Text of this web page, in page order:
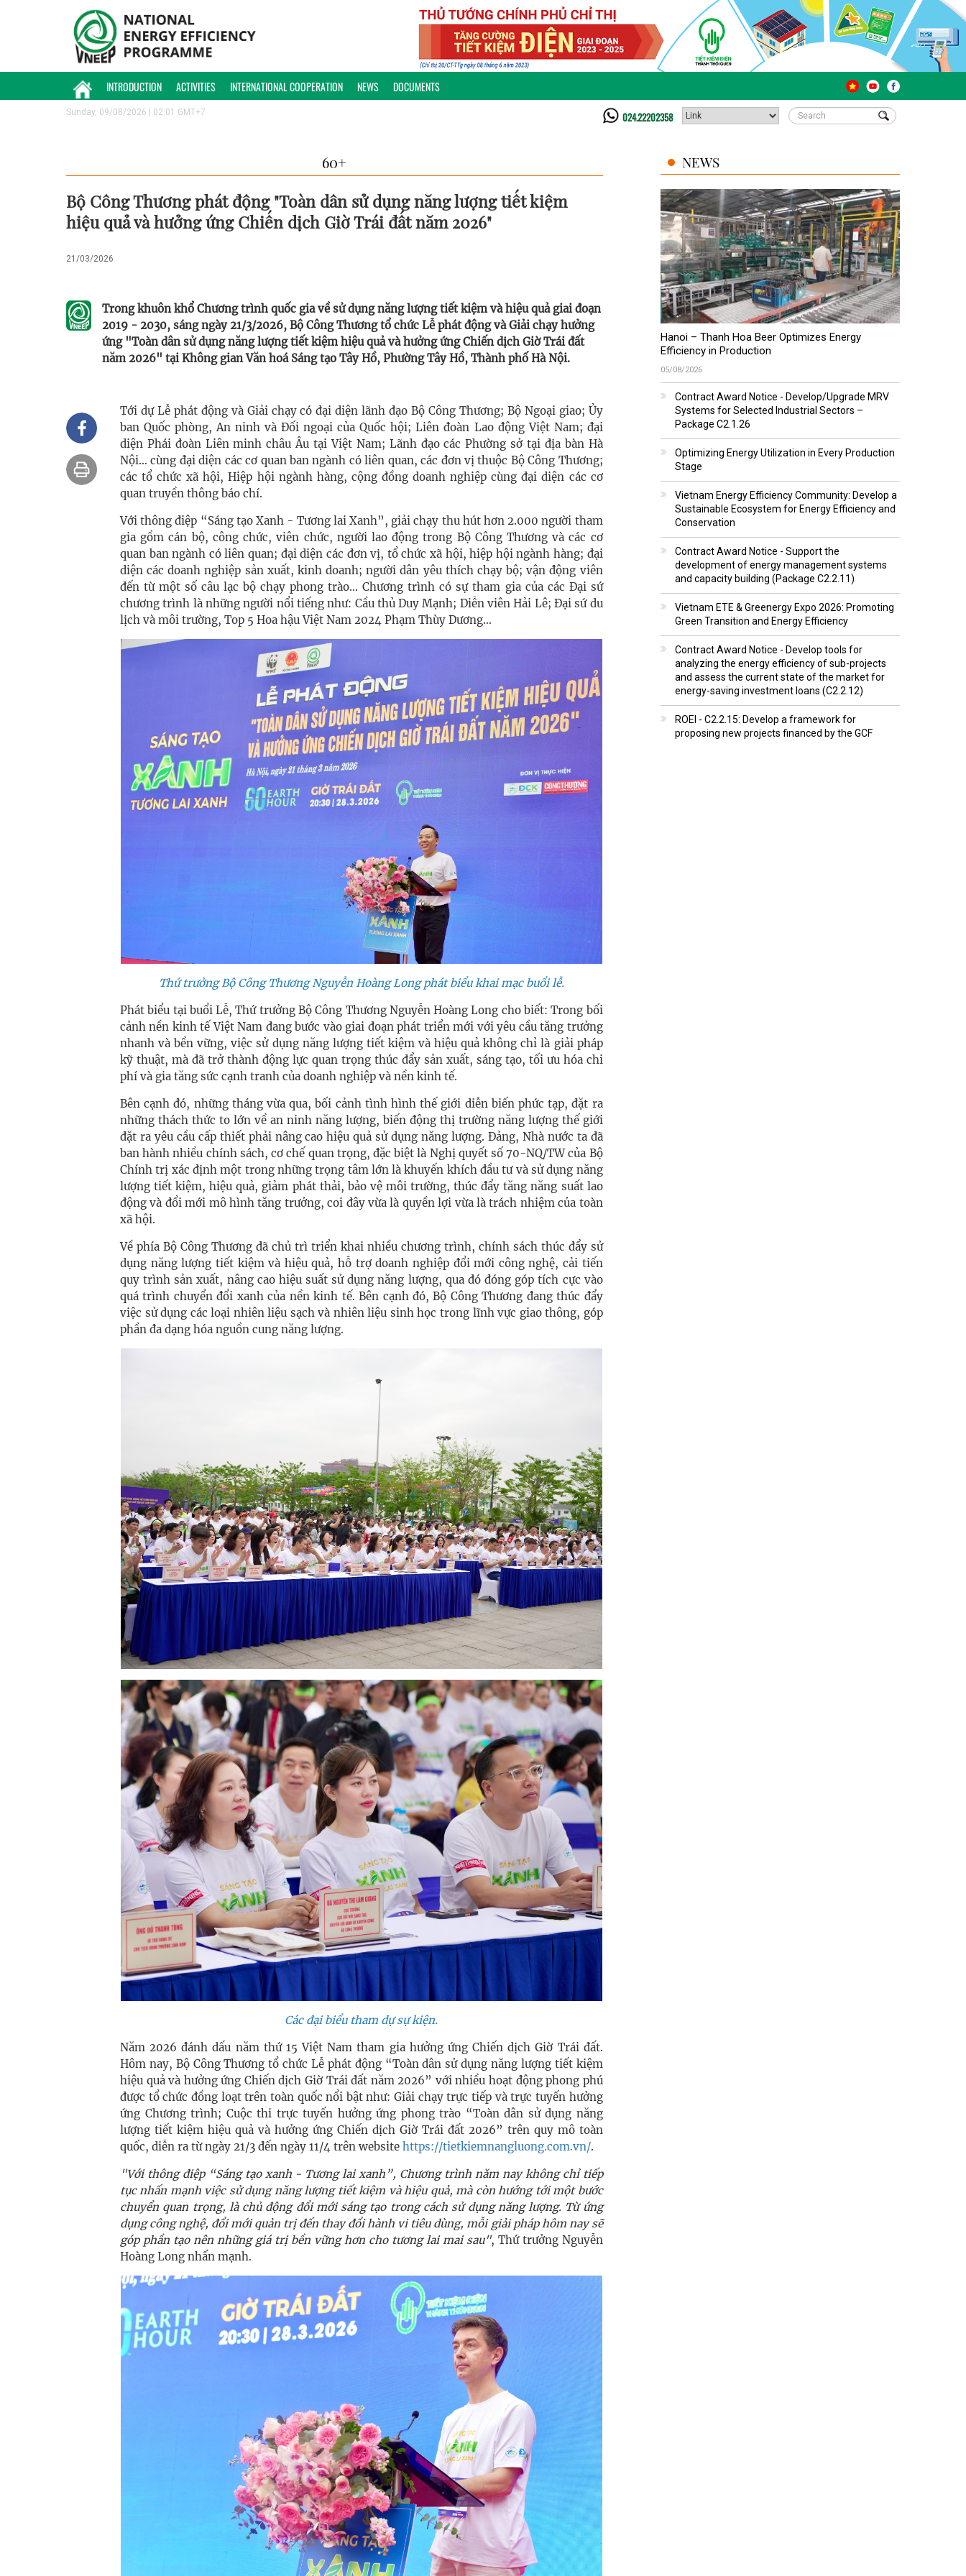
INTRODUCTION ACTIVITIES INTERNATIONAL COOPERATION NEWS DOCUMENTS
Sunday, 09/08/2026 | 02:01 GMT+7 024.22202358
60+
Bộ Công Thương phát động "Toàn dân sử dụng năng lượng tiết kiệm
hiệu quả và hưởng ứng Chiến dịch Giờ Trái đất năm 2026"
21/03/2026
Trong khuôn khổ Chương trình quốc gia về sử dụng năng lượng tiết kiệm và hiệu quả giai đoạn
2019 - 2030, sáng ngày 21/3/2026, Bộ Công Thương tổ chức Lễ phát động và Giải chạy hưởng
ứng "Toàn dân sử dụng năng lượng tiết kiệm hiệu quả và hưởng ứng Chiến dịch Giờ Trái đất
năm 2026" tại Không gian Văn hoá Sáng tạo Tây Hồ, Phường Tây Hồ, Thành phố Hà Nội.
Tới dự Lễ phát động và Giải chạy có đại diện lãnh đạo Bộ Công Thương; Bộ Ngoại giao; Ủy
ban Quốc phòng, An ninh và Đối ngoại của Quốc hội; Liên đoàn Lao động Việt Nam; đại
diện Phái đoàn Liên minh châu Âu tại Việt Nam; Lãnh đạo các Phường sở tại địa bàn Hà
Nội… cùng đại diện các cơ quan ban ngành có liên quan, các đơn vị thuộc Bộ Công Thương;
các tổ chức xã hội, Hiệp hội ngành hàng, cộng đồng doanh nghiệp cùng đại diện các cơ
quan truyền thông báo chí.
Với thông điệp “Sáng tạo Xanh - Tương lai Xanh”, giải chạy thu hút hơn 2.000 người tham
gia gồm cán bộ, công chức, viên chức, người lao động trong Bộ Công Thương và các cơ
quan ban ngành có liên quan; đại diện các đơn vị, tổ chức xã hội, hiệp hội ngành hàng; đại
diện các doanh nghiệp sản xuất, kinh doanh; người dân yêu thích chạy bộ; vận động viên
đến từ một số câu lạc bộ chạy phong trào... Chương trình có sự tham gia của các Đại sứ
chương trình là những người nổi tiếng như: Cầu thủ Duy Mạnh; Diễn viên Hải Lê; Đại sứ du
lịch và môi trường, Top 5 Hoa hậu Việt Nam 2024 Phạm Thùy Dương…
Thứ trưởng Bộ Công Thương Nguyễn Hoàng Long phát biểu khai mạc buổi lễ.
Phát biểu tại buổi Lễ, Thứ trưởng Bộ Công Thương Nguyễn Hoàng Long cho biết: Trong bối
cảnh nền kinh tế Việt Nam đang bước vào giai đoạn phát triển mới với yêu cầu tăng trưởng
nhanh và bền vững, việc sử dụng năng lượng tiết kiệm và hiệu quả không chỉ là giải pháp
kỹ thuật, mà đã trở thành động lực quan trọng thúc đẩy sản xuất, sáng tạo, tối ưu hóa chi
phí và gia tăng sức cạnh tranh của doanh nghiệp và nền kinh tế.
Bên cạnh đó, những tháng vừa qua, bối cảnh tình hình thế giới diễn biến phức tạp, đặt ra
những thách thức to lớn về an ninh năng lượng, biến động thị trường năng lượng thế giới
đặt ra yêu cầu cấp thiết phải nâng cao hiệu quả sử dụng năng lượng. Đảng, Nhà nước ta đã
ban hành nhiều chính sách, cơ chế quan trọng, đặc biệt là Nghị quyết số 70-NQ/TW của Bộ
Chính trị xác định một trong những trọng tâm lớn là khuyến khích đầu tư và sử dụng năng
lượng tiết kiệm, hiệu quả, giảm phát thải, bảo vệ môi trường, thúc đẩy tăng năng suất lao
động và đổi mới mô hình tăng trưởng, coi đây vừa là quyền lợi vừa là trách nhiệm của toàn
xã hội.
Về phía Bộ Công Thương đã chủ trì triển khai nhiều chương trình, chính sách thúc đẩy sử
dụng năng lượng tiết kiệm và hiệu quả, hỗ trợ doanh nghiệp đổi mới công nghệ, cải tiến
quy trình sản xuất, nâng cao hiệu suất sử dụng năng lượng, qua đó đóng góp tích cực vào
quá trình chuyển đổi xanh của nền kinh tế. Bên cạnh đó, Bộ Công Thương đang thúc đẩy
việc sử dụng các loại nhiên liệu sạch và nhiên liệu sinh học trong lĩnh vực giao thông, góp
phần đa dạng hóa nguồn cung năng lượng.
Các đại biểu tham dự sự kiện.
Năm 2026 đánh dấu năm thứ 15 Việt Nam tham gia hưởng ứng Chiến dịch Giờ Trái đất.
Hôm nay, Bộ Công Thương tổ chức Lễ phát động “Toàn dân sử dụng năng lượng tiết kiệm
hiệu quả và hưởng ứng Chiến dịch Giờ Trái đất năm 2026” với nhiều hoạt động phong phú
được tổ chức đồng loạt trên toàn quốc nổi bật như: Giải chạy trực tiếp và trực tuyến hưởng
ứng Chương trình; Cuộc thi trực tuyến hưởng ứng phong trào “Toàn dân sử dụng năng
lượng tiết kiệm hiệu quả và hưởng ứng Chiến dịch Giờ Trái đất 2026” trên quy mô toàn
quốc, diễn ra từ ngày 21/3 đến ngày 11/4 trên website https://tietkiemnangluong.com.vn/.
"Với thông điệp “Sáng tạo xanh - Tương lai xanh”, Chương trình năm nay không chỉ tiếp
tục nhấn mạnh việc sử dụng năng lượng tiết kiệm và hiệu quả, mà còn hướng tới một bước
chuyển quan trọng, là chủ động đổi mới sáng tạo trong cách sử dụng năng lượng. Từ ứng
dụng công nghệ, đổi mới quản trị đến thay đổi hành vi tiêu dùng, mỗi giải pháp hôm nay sẽ
góp phần tạo nên những giá trị bền vững hơn cho tương lai mai sau", Thứ trưởng Nguyễn
Hoàng Long nhấn mạnh.
NEWS
Hanoi – Thanh Hoa Beer Optimizes Energy
Efficiency in Production
05/08/2026
Contract Award Notice - Develop/Upgrade MRV
Systems for Selected Industrial Sectors –
Package C2.1.26
Optimizing Energy Utilization in Every Production
Stage
Vietnam Energy Efficiency Community: Develop a
Sustainable Ecosystem for Energy Efficiency and
Conservation
Contract Award Notice - Support the
development of energy management systems
and capacity building (Package C2.2.11)
Vietnam ETE & Greenergy Expo 2026: Promoting
Green Transition and Energy Efficiency
Contract Award Notice - Develop tools for
analyzing the energy efficiency of sub-projects
and assess the current state of the market for
energy-saving investment loans (C2.2.12)
ROEI - C2.2.15: Develop a framework for
proposing new projects financed by the GCF